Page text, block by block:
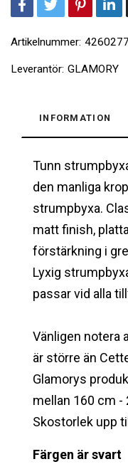
Artikelnummer:
Leverantör: GLAMORY
INFORMATION
Tunn
den manliga
strumpbyxa.
matt finish,
förstärkning i
Lyxig
passar vid alla
Vänligen notera
är större än
Glamorys
mellan 160 cm -
Skostorlek upp
Färgen är svart